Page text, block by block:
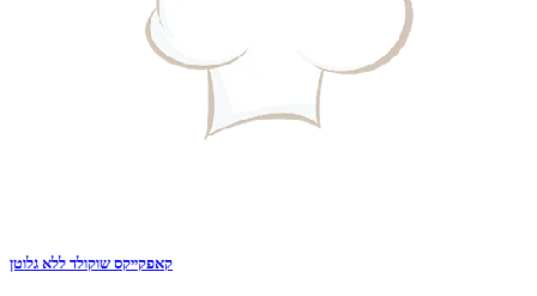
קאפקייקס שוקולד ללא גלוטן